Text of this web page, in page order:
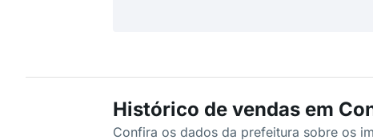
Histórico de vendas em
Confira os dados da prefeitura sobre os